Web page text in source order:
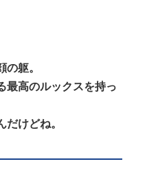
躯。
最高のルックスを持っ
だけどね。